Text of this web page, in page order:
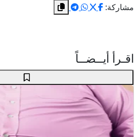
مشاركة:
اقـرأ أيــضــاً